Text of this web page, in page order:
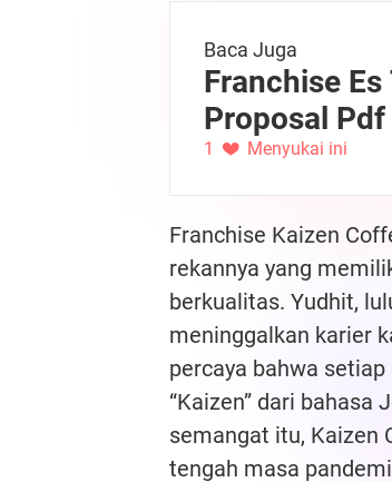
Baca Juga
Franchise
Proposal Pdf
1 Menyukai ini
Franchise Kaizen
rekannya yang
berkualitas. Yudhit,
meninggalkan karier
percaya bahwa
“Kaizen” dari bahasa
semangat itu, Kaizen
tengah masa